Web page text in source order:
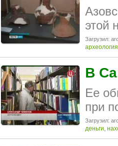
этой
Загрузил:
археология
В
Ее
при
Загрузил:
деньги,